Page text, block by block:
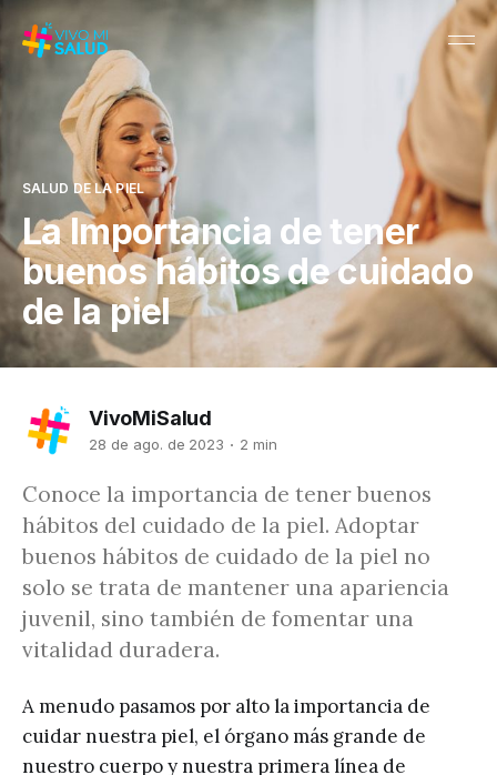
SALUD DE LA PIEL
La Importancia de tener
buenos hábitos de cuidado
de la piel
VivoMiSalud
28 de ago. de 2023 2 min
Conoce la importancia de tener buenos
hábitos del cuidado de la piel. Adoptar
buenos hábitos de cuidado de la piel no
solo se trata de mantener una apariencia
juvenil, sino también de fomentar una
vitalidad duradera.
A menudo pasamos por alto la importancia de
cuidar nuestra piel, el órgano más grande de
nuestro cuerpo y nuestra primera línea de